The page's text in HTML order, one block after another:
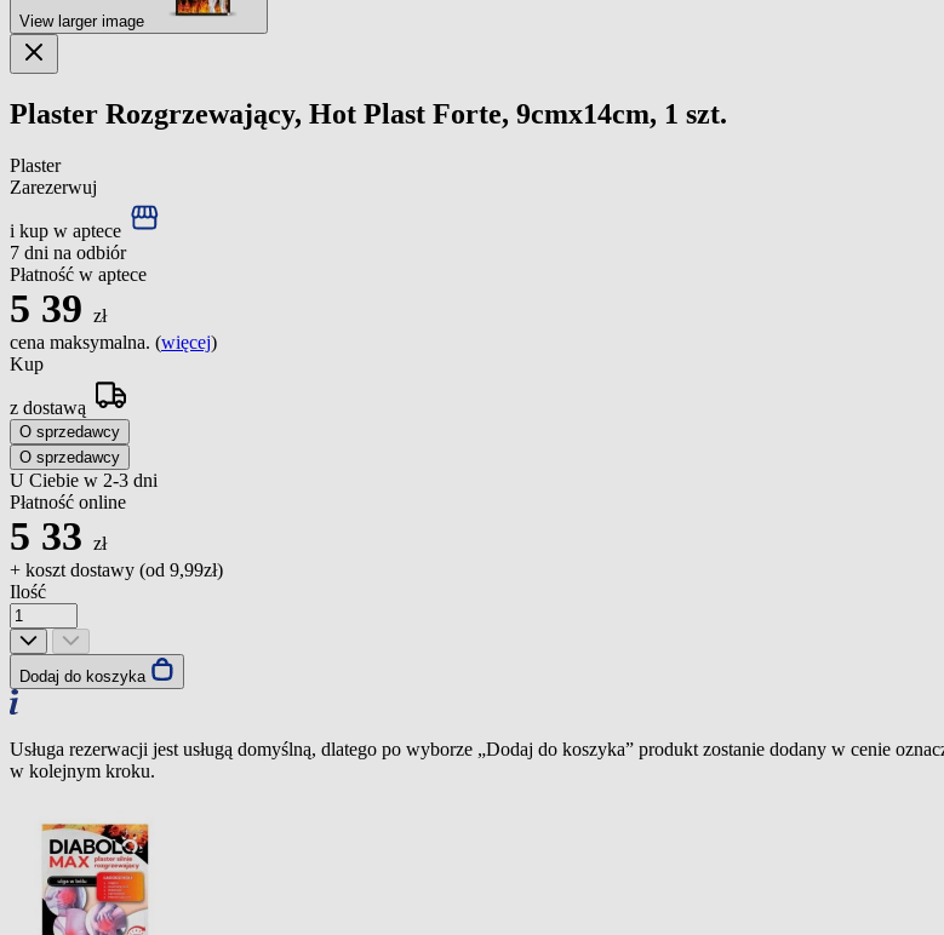
View larger image
Plaster Rozgrzewający, Hot Plast Forte, 9cmx14cm, 1 szt.
Plaster
Zarezerwuj
i kup w aptece
7 dni na odbiór
Płatność w aptece
5 39 zł
cena maksymalna. (więcej)
Kup
z dostawą
O sprzedawcy
O sprzedawcy
U Ciebie w 2-3 dni
Płatność online
5 33 zł
+ koszt dostawy (od 9,99zł)
Ilość
Dodaj do koszyka
Usługa rezerwacji jest usługą domyślną, dlatego po wyborze „Dodaj do koszyka” produkt zostanie dodany w cenie
w kolejnym kroku.